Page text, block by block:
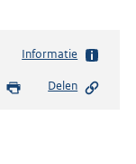
Informatie
Delen